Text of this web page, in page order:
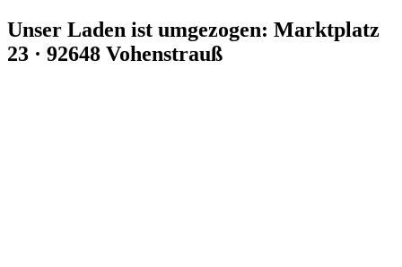
Zum
Inhalt
springen
Unser Laden ist umgezogen: Marktplatz
23 · 92648 Vohenstrauß